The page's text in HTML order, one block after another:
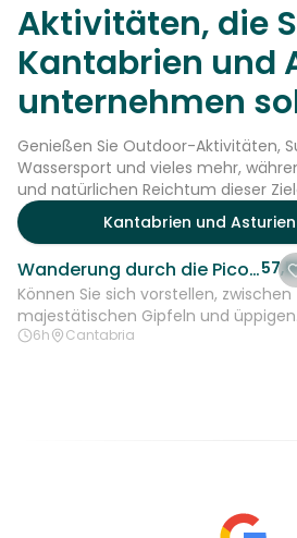
Aktivitäten, die
Kantabrien und
unternehmen
Genießen Sie Outdoor-Aktivitäten,
Wassersport und vieles mehr,
und natürlichen Reichtum dieser
Kantabrien und
Wanderung durch die Picos de Europa: Abenteuer und Kultur zwischen den Bergen
Können Sie sich vorstellen, zwischen
majestätischen Gipfeln und üppigen
Tälern zu spazieren, umgeben von...
6h Cantabria